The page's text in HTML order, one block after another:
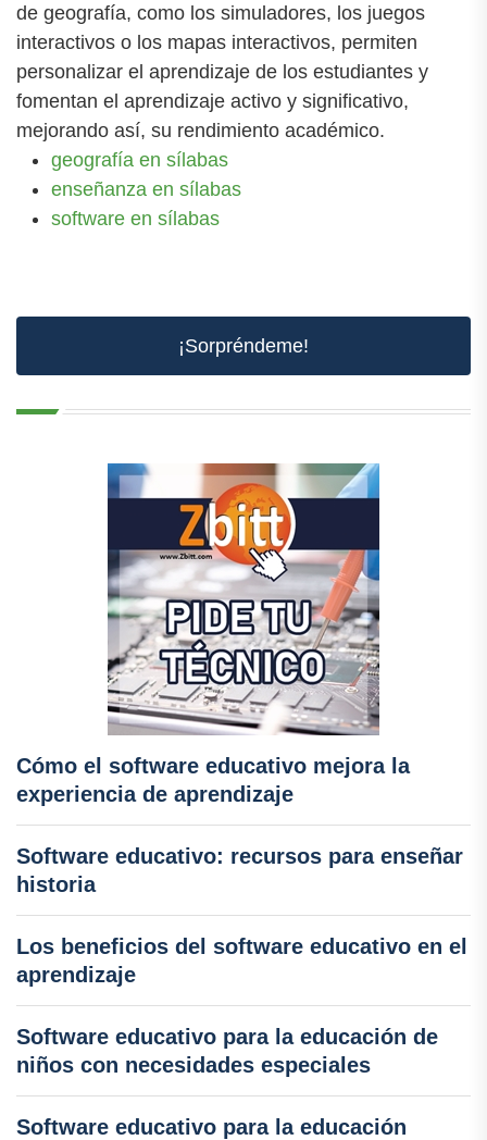
de geografía, como los simuladores, los juegos
interactivos o los mapas interactivos, permiten
personalizar el aprendizaje de los estudiantes y
fomentan el aprendizaje activo y significativo,
mejorando así, su rendimiento académico.
geografía en sílabas
enseñanza en sílabas
software en sílabas
¡Sorpréndeme!
Cómo el software educativo mejora la
experiencia de aprendizaje
Software educativo: recursos para enseñar
historia
Los beneficios del software educativo en el
aprendizaje
Software educativo para la educación de
niños con necesidades especiales
Software educativo para la educación